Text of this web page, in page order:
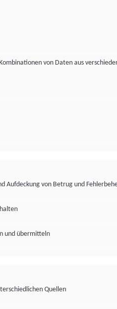
von Daten aus
Aufdeckung von Betrug und
und übermitteln
Quellen